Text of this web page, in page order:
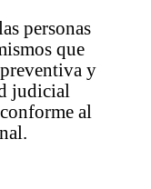
personas
que
y
judicial
al